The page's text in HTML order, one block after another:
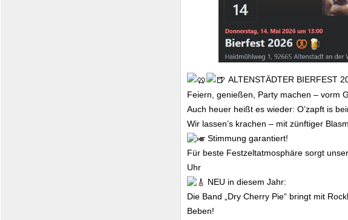
ALTENSTÄDTER BIERFEST
Feiern, genießen, Party machen – vorm
Auch heuer heißt es wieder: O’zapft is
Wir lassen’s krachen – mit zünftiger
Stimmung garantiert!
Für beste Festzeltatmosphäre sorgt
Uhr
NEU in diesem Jahr:
Die Band „Dry Cherry Pie“ bringt mit
Beben!